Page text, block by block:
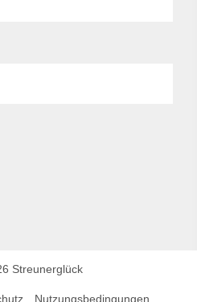
Streunerglück
Nutzungsbedingungen